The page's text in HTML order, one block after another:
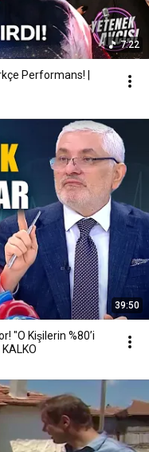
7:22
Performans! |
39:50
"O Kişilerin %80’i